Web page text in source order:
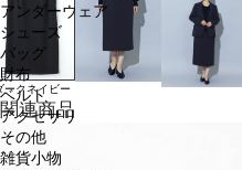
アンダーウェア
シューズ
バッグ
財布
ベルト
アクセサリ
その他
雑貨小物
ークネイビー
関連商品